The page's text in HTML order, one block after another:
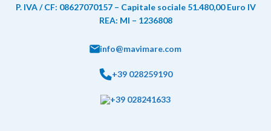
P. IVA / CF: 08627070157 – Capitale sociale 51.480,00 Euro IV
REA: MI – 1236808
info@mavimare.com
+39 028259190
+39 028241633